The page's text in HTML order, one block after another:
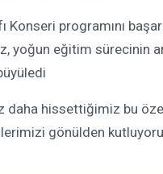
Konseri programını
yoğun eğitim sürecinin
daha hissettiğimiz bu
gönülden